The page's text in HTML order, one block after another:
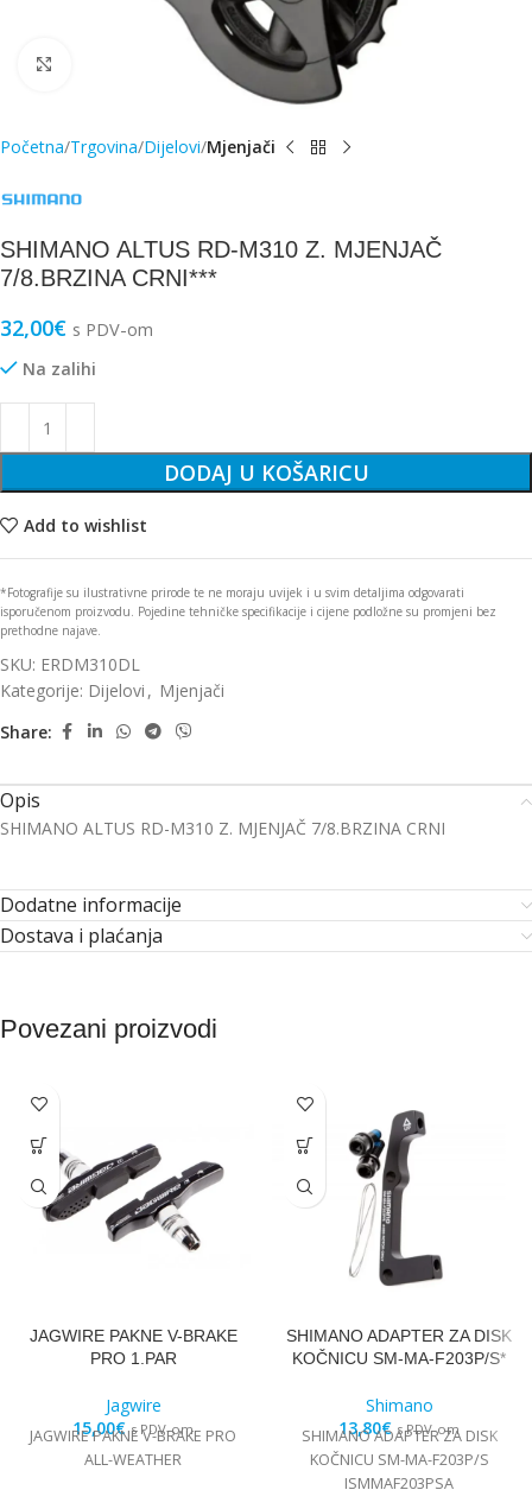
Početna Trgovina Dijelovi Mjenjači
SHIMANO ALTUS RD-M310 Z. MJENJAČ
7/8.BRZINA CRNI***
32,00€ s PDV-om
Na zalihi
DODAJ U KOŠARICU
Add to wishlist
*Fotografije su ilustrativne prirode te ne moraju uvijek i u svim detaljima odgovarati
isporučenom proizvodu. Pojedine tehničke specifikacije i cijene podložne su promjeni bez
prethodne najave.
SKU: ERDM310DL
Kategorije: Dijelovi , Mjenjači
Share:
Opis
SHIMANO ALTUS RD-M310 Z. MJENJAČ 7/8.BRZINA CRNI
Dodatne informacije
Dostava i plaćanja
Povezani proizvodi
JAGWIRE PAKNE V-BRAKE
PRO 1.PAR
Jagwire
15,00€ s PDV-om
JAGWIRE PAKNE V-BRAKE PRO
ALL-WEATHER
SHIMANO ADAPTER ZA DISK
KOČNICU SM-MA-F203P/S*
Shimano
13,80€ s PDV-om
SHIMANO ADAPTER ZA DISK
KOČNICU SM-MA-F203P/S
ISMMAF203PSA